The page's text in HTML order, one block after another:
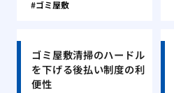
ゴミ屋敷
ゴミ屋敷清掃のハードル
を下げる後払い制度の利
便性